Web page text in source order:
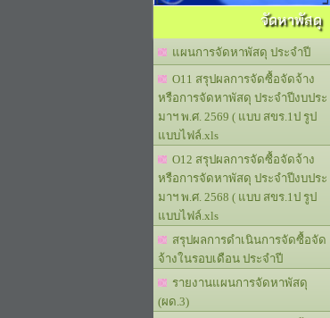
จัดหาพัสดุ
แผนการจัดหาพัสดุ ประจำปี
O11 สรุปผลการจัดซื้อจัดจ้าง
หรือการจัดหาพัสดุ ประจำปีงบประ
มาฯ พ.ศ. 2569 ( แบบ สขร.1ป รูป
แบบไฟล์.xls
O12 สรุปผลการจัดซื้อจัดจ้าง
หรือการจัดหาพัสดุ ประจำปีงบประ
มาฯ พ.ศ. 2568 ( แบบ สขร.1ป รูป
แบบไฟล์.xls
สรุปผลการดำเนินการจัดซื้อจัด
จ้างในรอบเดือน ประจำปี
รายงานแผนการจัดหาพัสดุ
(ผด.3)